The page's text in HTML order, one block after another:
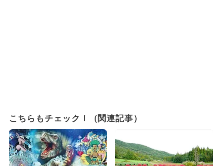
こちらもチェック！（関連記事）